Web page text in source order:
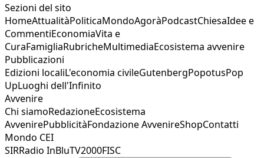
Sezioni del sito
HomeAttualitàPoliticaMondoAgoràPodcastChiesaIdee e
CommentiEconomiaVita e
CuraFamigliaRubricheMultimediaEcosistema avvenire
Pubblicazioni
Edizioni localiL'economia civileGutenbergPopotusPop
UpLuoghi dell'Infinito
Avvenire
Chi siamoRedazioneEcosistema
AvvenirePubblicitàFondazione AvvenireShopContatti
Mondo CEI
SIRRadio InBluTV2000FISC